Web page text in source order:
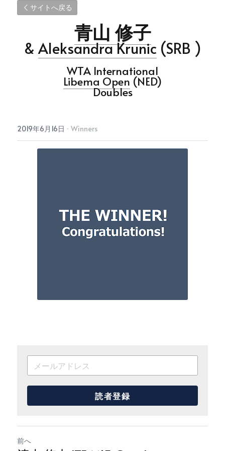
サイトへ戻る
青山 修子
& Aleksandra Krunic (SRB )
WTA International
Libema Open (NED)
Doubles
2019年6月16日 · Winners
読者登録
前へ